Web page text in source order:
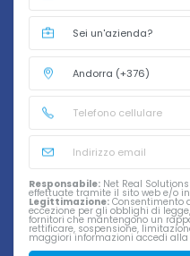
Responsabile: Net Real Solutions
effettuate tramite il sito web e/o
Legittimazione: Consentimento
eccezione per gli obblighi di
fornitori che mantengono un
rettificare, sospensione,
maggiori informazioni accedi alla